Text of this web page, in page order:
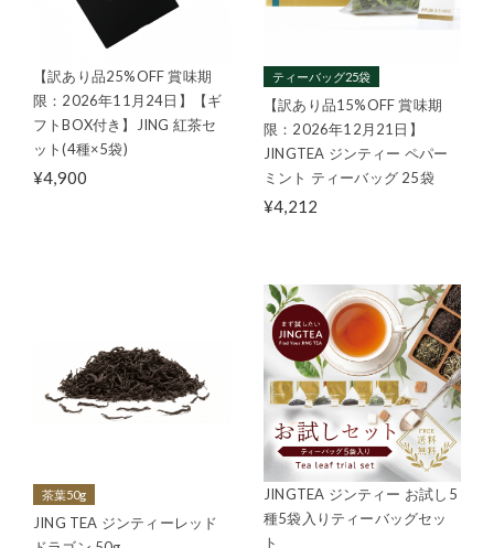
【訳あり品25%OFF 賞味期
限：2026年11月24日】【ギ
フトBOX付き】JING 紅茶セ
ット(4種×5袋)
¥4,900
ティーバッグ25袋
【訳あり品15%OFF 賞味期
限：2026年12月21日】
JINGTEA ジンティー ペパー
ミント ティーバッグ 25袋
¥4,212
茶葉50g
JING TEA ジンティーレッド
JINGTEA ジンティー お試し5
種5袋入りティーバッグセッ
ト